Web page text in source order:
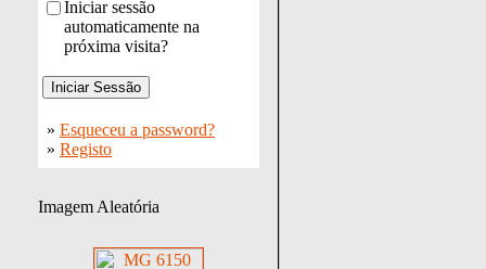
Iniciar sessão
automaticamente na
próxima visita?
» Esqueceu a password?
» Registo
Imagem Aleatória